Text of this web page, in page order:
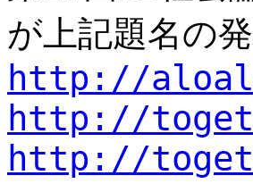
が上記題名の
http://
http://
http://